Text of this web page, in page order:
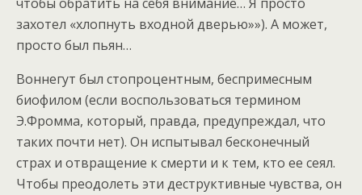
захотел «хлопнуть входной дверью»»). А может,
просто был пьян…
Воннегут был стопроцентным, беспримесным
биофилом (если воспользоваться термином
Э.Фромма, который, правда, предупреждал, что
таких почти нет). Он испытывал бесконечный
страх и отвращение к смерти и к тем, кто ее сеял.
Чтобы преодолеть эти деструктивные чувства, он